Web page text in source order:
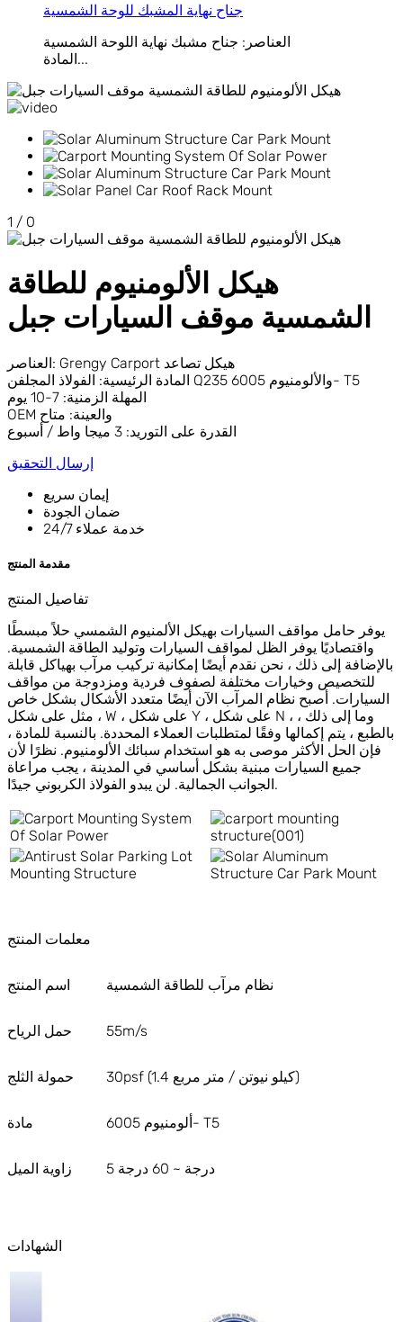
جناح نهاية المشبك للوحة الشمسية
العناصر: جناح مشبك نهاية اللوحة الشمسية
المادة...
1 / 0
هيكل الألومنيوم للطاقة
الشمسية موقف السيارات جبل
العناصر: Grengy Carport هيكل تصاعد
المادة الرئيسية: الفولاذ المجلفن Q235 والألومنيوم 6005- T5
المهلة الزمنية: 7-10 يوم
OEM والعينة: متاح
القدرة على التوريد: 3 ميجا واط / أسبوع
إرسال التحقيق
إيمان سريع
ضمان الجودة
خدمة عملاء 24/7
مقدمة المنتج
تفاصيل المنتج
يوفر حامل مواقف السيارات بهيكل الألمنيوم الشمسي حلاً مبسطًا
واقتصاديًا يوفر الظل لمواقف السيارات وتوليد الطاقة الشمسية.
بالإضافة إلى ذلك ، نحن نقدم أيضًا إمكانية تركيب مرآب بهياكل قابلة
للتخصيص وخيارات مختلفة لصفوف فردية ومزدوجة من مواقف
السيارات. أصبح نظام المرآب الآن أيضًا متعدد الأشكال بشكل خاص
، مثل على شكل W ، على شكل Y ، على شكل N ، وما إلى ذلك ،
بالطبع ، يتم إكمالها وفقًا لمتطلبات العملاء المحددة. بالنسبة للمادة ،
فإن الحل الأكثر موصى به هو استخدام سبائك الألومنيوم. نظرًا لأن
جميع السيارات مبنية بشكل أساسي في المدينة ، يجب مراعاة
الجوانب الجمالية. لن يبدو الفولاذ الكربوني جيدًا.
معلمات المنتج
اسم المنتج نظام مرآب للطاقة الشمسية
حمل الرياح 55m/s
حمولة الثلج 30psf (1.4 كيلو نيوتن / متر مربع)
مادة ألومنيوم 6005- T5
زاوية الميل 5 درجة ~ 60 درجة
الشهادات